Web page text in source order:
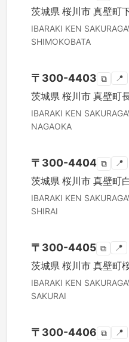
茨城県 桜川市 真壁町
IBARAKI KEN
SHIMOKOBATA
〒 300-4403 ⧉ 📍
茨城県 桜川市 真壁町
IBARAKI KEN
NAGAOKA
〒 300-4404 ⧉ 📍
茨城県 桜川市 真壁町
IBARAKI KEN
SHIRAI
〒 300-4405 ⧉ 📍
茨城県 桜川市 真壁町
IBARAKI KEN
SAKURAI
〒 300-4406 ⧉ 📍